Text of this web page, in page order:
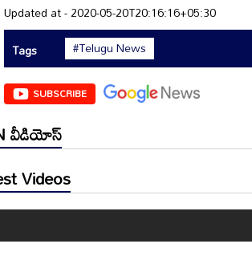
Updated at - 2020-05-20T20:16:16+05:30
Tags
#Telugu News
SUBSCRIBE
వీడియోస్
Videos